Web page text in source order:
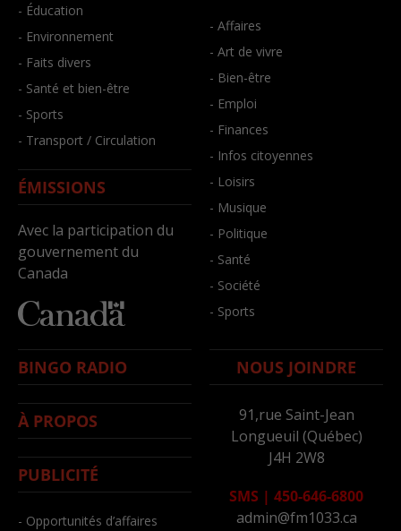
- Éducation
- Environnement
- Faits divers
- Santé et bien-être
- Sports
- Transport / Circulation
ÉMISSIONS
Avec la participation du
gouvernement du
Canada
- Affaires
- Art de vivre
- Bien-être
- Emploi
- Finances
- Infos citoyennes
- Loisirs
- Musique
- Politique
- Santé
- Société
- Sports
BINGO RADIO
À PROPOS
PUBLICITÉ
- Opportunités d’affaires
NOUS JOINDRE
91,rue Saint-Jean
Longueuil (Québec)
J4H 2W8
SMS | 450-646-6800
admin@fm1033.ca